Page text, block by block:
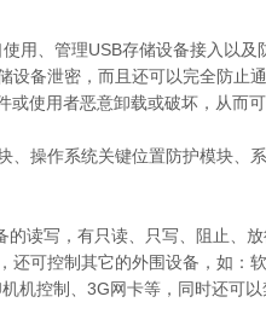
用、管理USB存储设备接入以及
设备泄密，而且还可以完全防止
或使用者恶意卸载或破坏，从而
、操作系统关键位置防护模块、
读写，有只读、只写、阻止、放
还可控制其它的外围设备，如：软
机控制、3G网卡等，同时还可以